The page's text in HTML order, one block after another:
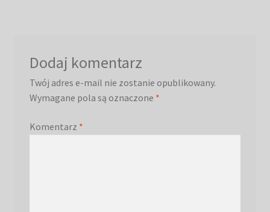
Dodaj komentarz
Twój adres e-mail nie zostanie opublikowany.
Wymagane pola są oznaczone *
Komentarz *